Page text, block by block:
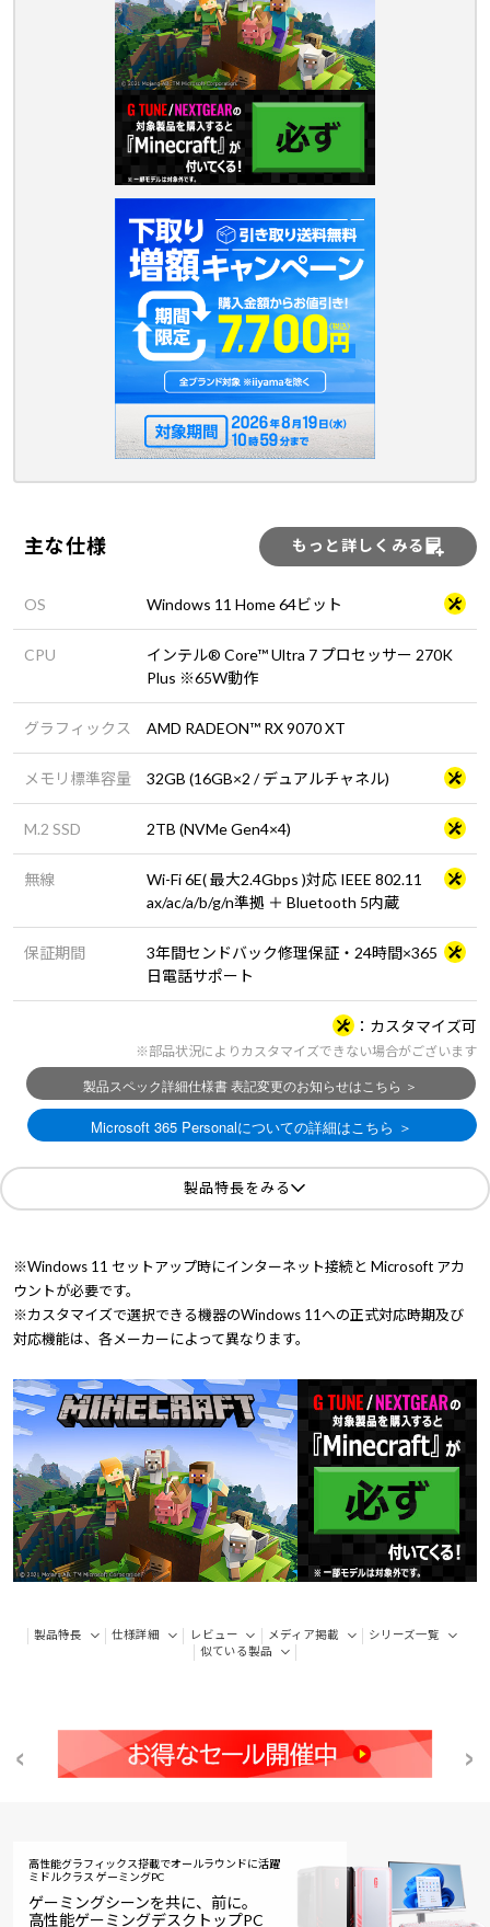
主な仕様 もっと詳しくみる
OS Windows 11 Home 64ビット
CPU
インテル® Core™ Ultra 7 プロセッサー 270K
Plus ※65W動作
グラフィックス AMD RADEON™ RX 9070 XT
メモリ標準容量 32GB (16GB×2 / デュアルチャネル)
M.2 SSD 2TB (NVMe Gen4×4)
無線
Wi-Fi 6E( 最大2.4Gbps )対応 IEEE 802.11
ax/ac/a/b/g/n準拠 ＋ Bluetooth 5内蔵
保証期間
3年間センドバック修理保証・24時間×365
日電話サポート
カスタマイズ可
※部品状況によりカスタマイズできない場合がございます
製品特長をみる
※Windows 11 セットアップ時にインターネット接続と Microsoft アカ
ウントが必要です。
※カスタマイズで選択できる機器のWindows 11への正式対応時期及び
対応機能は、各メーカーによって異なります。
製品特長 仕様詳細 レビュー メディア掲載
シリーズ一覧
似ている製品
高性能グラフィックス搭載でオールラウンドに活躍
ミドルクラス ゲーミングPC
ゲーミングシーンを共に、前に。
高性能ゲーミングデスクトップPC